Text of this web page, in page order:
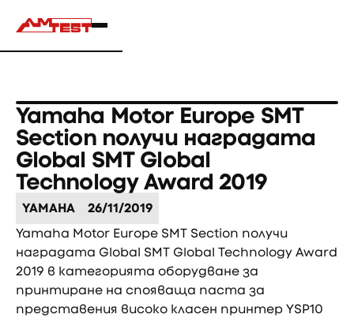
Yamaha Motor Europe SMT
Section получи наградата
Global SMT Global
Technology Award 2019
YAMAHA
26/11/2019
Yamaha Motor Europe SMT Section получи
наградата Global SMT Global Technology Award
2019 в категорията оборудване за
принтиране на спояваща паста за
представения високо класен принтер YSP10